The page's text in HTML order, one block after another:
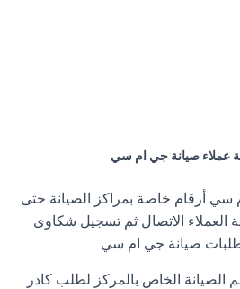
عملاء صيانة جي ام سي
سي أرقام خاصة بمراكز الصيانة حتى
العملاء الاتصال ثم تسجيل شكاوى
صيانة جي ام سي
الصيانة الخاص بالمركز لطلب كادر